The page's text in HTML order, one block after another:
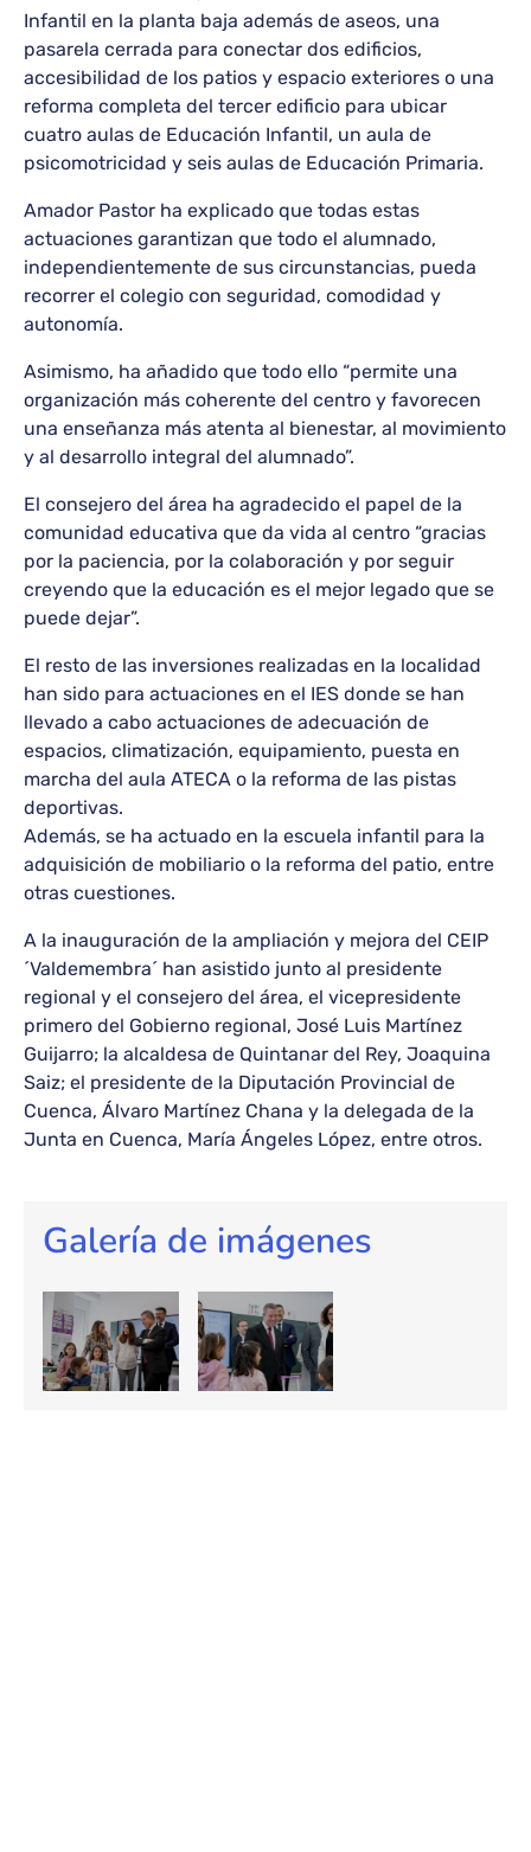
Infantil en la planta baja además de aseos, una
pasarela cerrada para conectar dos edificios,
accesibilidad de los patios y espacio exteriores o una
reforma completa del tercer edificio para ubicar
cuatro aulas de Educación Infantil, un aula de
psicomotricidad y seis aulas de Educación Primaria.
Amador Pastor ha explicado que todas estas
actuaciones garantizan que todo el alumnado,
independientemente de sus circunstancias, pueda
recorrer el colegio con seguridad, comodidad y
autonomía.
Asimismo, ha añadido que todo ello “permite una
organización más coherente del centro y favorecen
una enseñanza más atenta al bienestar, al movimiento
y al desarrollo integral del alumnado”.
El consejero del área ha agradecido el papel de la
comunidad educativa que da vida al centro “gracias
por la paciencia, por la colaboración y por seguir
creyendo que la educación es el mejor legado que se
puede dejar”.
El resto de las inversiones realizadas en la localidad
han sido para actuaciones en el IES donde se han
llevado a cabo actuaciones de adecuación de
espacios, climatización, equipamiento, puesta en
marcha del aula ATECA o la reforma de las pistas
deportivas.
Además, se ha actuado en la escuela infantil para la
adquisición de mobiliario o la reforma del patio, entre
otras cuestiones.
A la inauguración de la ampliación y mejora del CEIP
´Valdemembra´ han asistido junto al presidente
regional y el consejero del área, el vicepresidente
primero del Gobierno regional, José Luis Martínez
Guijarro; la alcaldesa de Quintanar del Rey, Joaquina
Saiz; el presidente de la Diputación Provincial de
Cuenca, Álvaro Martínez Chana y la delegada de la
Junta en Cuenca, María Ángeles López, entre otros.
Galería de imágenes